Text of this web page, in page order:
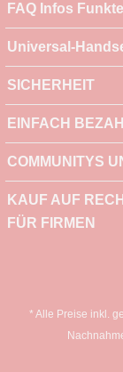
FAQ Infos
Universal-
SICHERHEIT
EINFACH
COMMUNITYS
KAUF AUF
FÜR FIRMEN
* Alle Preise inkl.